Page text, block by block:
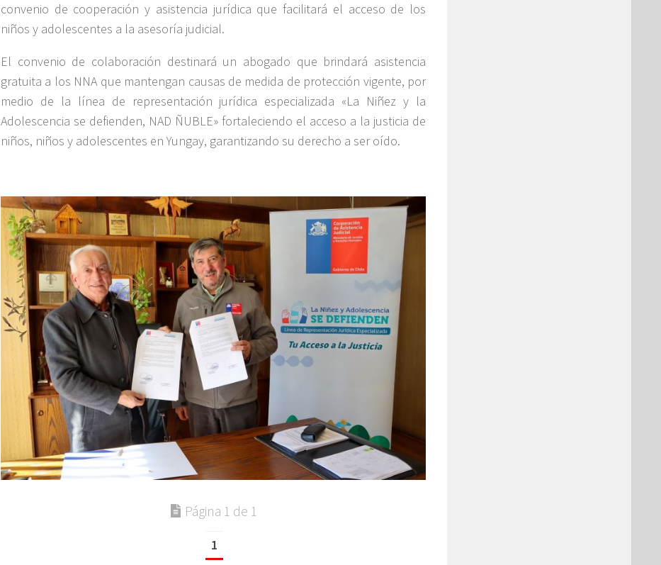
convenio de cooperación y asistencia jurídica que facilitará el acceso de los
niños y adolescentes a la asesoría judicial.
El convenio de colaboración destinará un abogado que brindará asistencia
gratuita a los NNA que mantengan causas de medida de protección vigente, por
medio de la línea de representación jurídica especializada «La Niñez y la
Adolescencia se defienden, NAD ÑUBLE» fortaleciendo el acceso a la justicia de
niños, niños y adolescentes en Yungay, garantizando su derecho a ser oído.
Página 1 de 1
1